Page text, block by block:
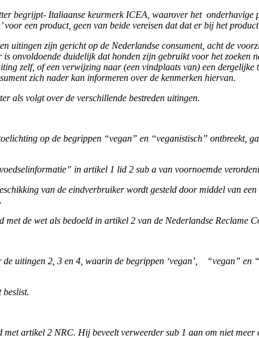
begrijpt- Italiaanse keurmerk ICEA, waarover het
voor een product, geen van beide vereisen dat dat er bij het
uitingen zijn gericht op de Nederlandse consument, acht de
onvoldoende duidelijk dat honden zijn gebruikt voor het
zelf, of een verwijzing naar (een vindplaats van) een
zich nader kan informeren over de kenmerken hiervan.
als volgt over de verschillende bestreden uitingen.
op de begrippen “vegan” en “veganistisch”
in artikel 1 lid 2 sub a van voornoemde
van de eindverbruiker wordt gesteld door middel van
met de wet als bedoeld in artikel 2 van de Nederlandse Reclame
uitingen 2, 3 en 4, waarin de begrippen ‘vegan’, “vegan”
beslist.
artikel 2 NRC. Hij beveelt verweerder sub 1 aan om niet meer